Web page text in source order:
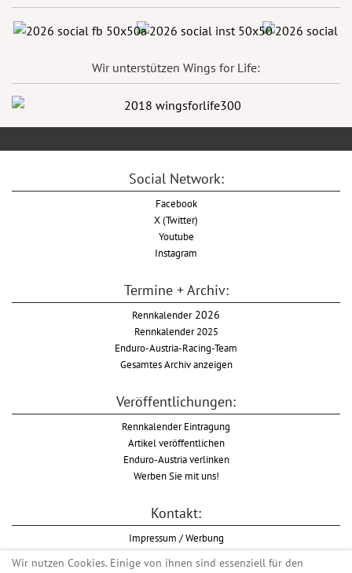
Wir unterstützen Wings for Life:
Social Network:
Facebook
X (Twitter)
Youtube
Instagram
Termine + Archiv:
Rennkalender2026
Rennkalender 2025
Enduro-Austria-Racing-Team
Gesamtes Archiv anzeigen
Veröffentlichungen:
Rennkalender Eintragung
Artikel veröffentlichen
Enduro-Austria verlinken
Werben Sie mit uns!
Kontakt:
Impressum / Werbung
Datenschutzinformation
Wir nutzen Cookies. Einige von ihnen sind essenziell für den